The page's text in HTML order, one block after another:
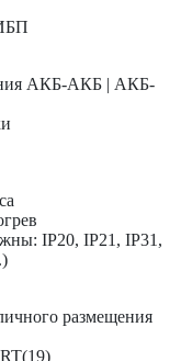
АКБ-АКБ | АКБ-
IP20, IP21, IP31,
размещения